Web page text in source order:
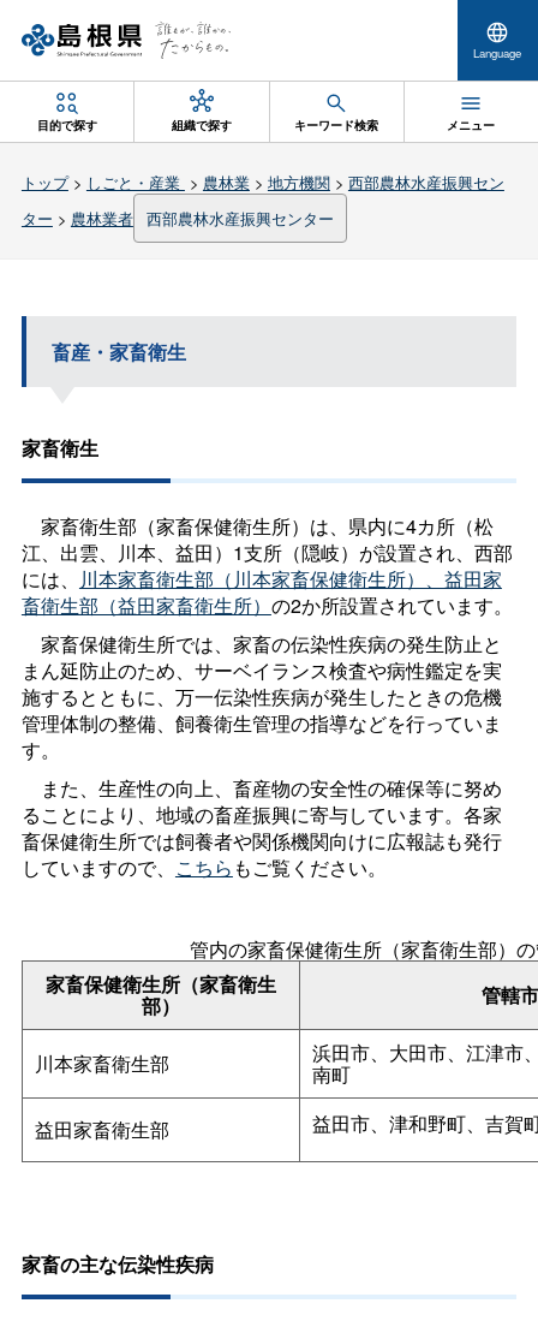
Language
目的で探す 組織で探す キーワード検索 メニュー
トップ> しごと・産業 > 農林業> 地方機関> 西部農林水産振興セン
ター > 農林業者 西部農林水産振興センター
畜産・家畜衛生
家畜衛生
家畜衛生部（家畜保健衛生所）は、県内に4カ所（松
江、出雲、川本、益田）1支所（隠岐）が設置され、西部
には、 川本家畜衛生部（川本家畜保健衛生所）、益田家
畜衛生部（益田家畜衛生所） の2か所設置されています。
家畜保健衛生所では、家畜の伝染性疾病の発生防止と
まん延防止のため、サーベイランス検査や病性鑑定を実
施するとともに、万一伝染性疾病が発生したときの危機
管理体制の整備、飼養衛生管理の指導などを行っていま
す。
また、生産性の向上、畜産物の安全性の確保等に努め
ることにより、地域の畜産振興に寄与しています。各家
畜保健衛生所では飼養者や関係機関向けに広報誌も発行
していますので、 こちら もご覧ください。
管内の家畜保健衛生所（家畜衛生部）
家畜保健衛生所（家畜衛生
部） 管轄
川本家畜衛生部 浜田市、大田市、江津市
南町
益田家畜衛生部
益田市、津和野町、吉賀
家畜の主な伝染性疾病